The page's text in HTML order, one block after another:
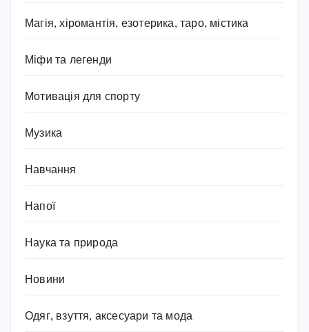
Магія, хіромантія, езотерика, таро, містика
Міфи та легенди
Мотивація для спорту
Музика
Навчання
Напої
Наука та природа
Новини
Одяг, взуття, аксесуари та мода